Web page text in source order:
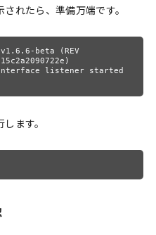
れたら、準備万端です。
v1.6.6-beta (REV
interface listener started
ます。